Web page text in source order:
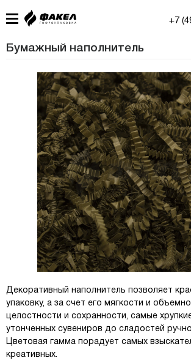
+7
ГЛАВНАЯ
ПРИМЕНЕНИЕ
КАТАЛОГ
ПРОИЗВОДСТВО
ЖУРНАЛ УПАКОВЩИКА
КОНТАКТЫ
Бумажный наполнитель
Декоративный наполнитель позволяет
упаковку, а за счет его мягкости и
целостности и сохранности, самые
утонченных сувениров до сладостей
Цветовая гамма порадует самых
креативных.